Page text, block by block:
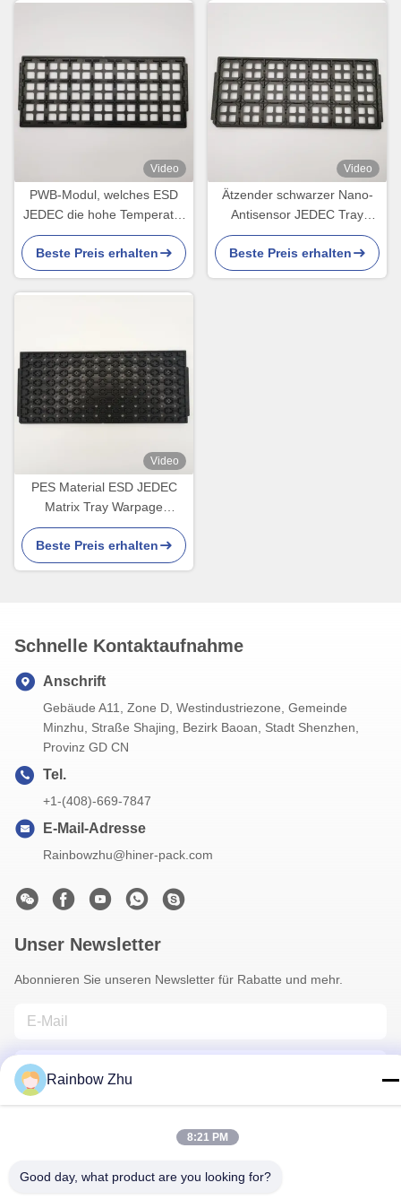
Video
PWB-Modul, welches ESD
JEDEC die hohe Temperatur
der Matrix-Behälter-21PCS
beständig verpackt
Beste Preis erhalten
Video
Ätzender schwarzer Nano-
Antisensor JEDEC Tray
Suppliers Cycle Loading For
Beste Preis erhalten
Video
PES Material ESD JEDEC
Matrix Tray Warpage
weniger als 0,76 mm
Beste Preis erhalten
Schnelle Kontaktaufnahme
Anschrift
Gebäude A11, Zone D, Westindustriezone, Gemeinde
Minzhu, Straße Shajing, Bezirk Baoan, Stadt Shenzhen,
Provinz GD CN
Tel.
+1-(408)-669-7847
E-Mail-Adresse
Rainbowzhu@hiner-pack.com
Unser Newsletter
Abonnieren Sie unseren Newsletter für Rabatte und mehr.
Kontakt Mit Uns
Rainbow Zhu
8:21 PM
Good day, what product are you looking for?